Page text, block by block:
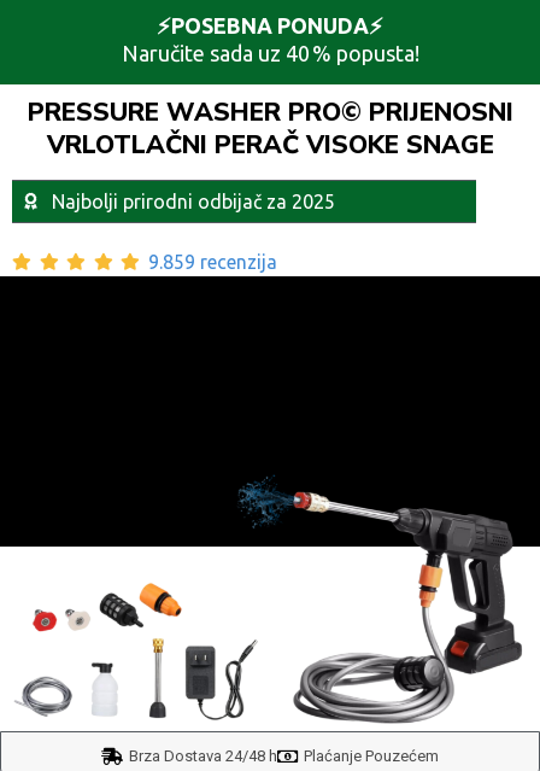
⚡️POSEBNA PONUDA⚡️
Naručite sada uz 40 % popusta!
PRESSURE WASHER PRO© PRIJENOSNI
VRLOTLAČNI PERAČ VISOKE SNAGE
Brza Dostava 24/48 h Plaćanje Pouzećem
Najbolji prirodni odbijač za 2025
9.859 recenzija